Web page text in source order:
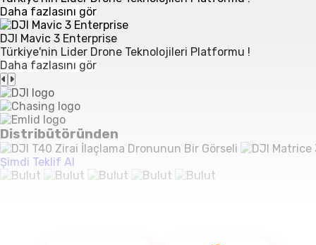
Daha fazlasını gör
DJI Mavic 3 Enterprise
Türkiye'nin Lider Drone Teknolojileri Platformu !
Daha fazlasını gör
Distribütöründen
Şimdi Teklif Al